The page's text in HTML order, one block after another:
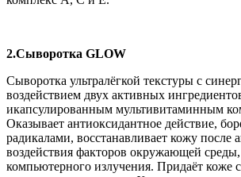
2.Сыворотка GLOW
Сыворотка ультралёгкой текстуры с
воздействием двух активных
икапсулированным мультивитаминным
Оказывает антиоксидантное действие,
радикалами, восстанавливает кожу после
воздействия факторов окружающей
компьютерного излучения. Придаёт коже